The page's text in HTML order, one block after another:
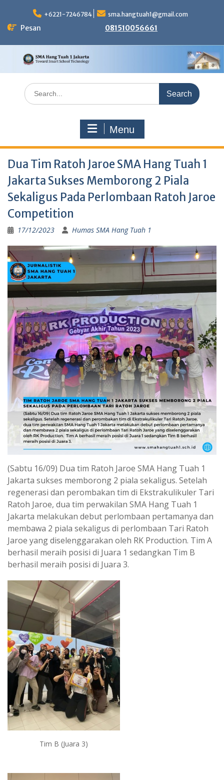
content
+6221-7246784 sma.hangtuah1@gmail.com
Pesan 081510056661
Search
for:
Menu
Dua Tim Ratoh Jaroe SMA Hang Tuah 1
Jakarta Sukses Memborong 2 Piala
Sekaligus Pada Perlombaan Ratoh Jaroe
Competition
17/12/2023 Humas SMA Hang Tuah 1
(Sabtu 16/09) Dua tim Ratoh Jaroe SMA Hang Tuah 1
Jakarta sukses memborong 2 piala sekaligus. Setelah
regenerasi dan perombakan tim di Ekstrakulikuler Tari
Ratoh Jaroe, dua tim perwakilan SMA Hang Tuah 1
Jakarta melakukan debut perlombaan pertamanya dan
membawa 2 piala sekaligus di perlombaan Tari Ratoh
Jaroe yang diselenggarakan oleh RK Production. Tim A
berhasil meraih posisi di Juara 1 sedangkan Tim B
berhasil meraih posisi di Juara 3.
Tim B (Juara 3)